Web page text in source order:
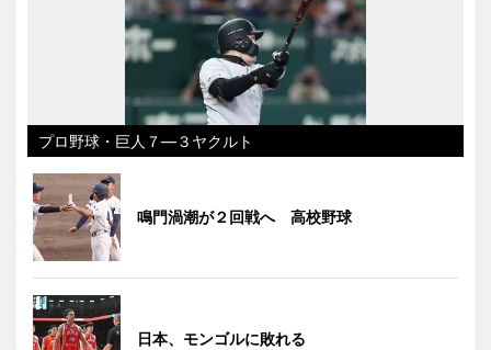
プロ野球・巨人７―３ヤクルト
鳴門渦潮が２回戦へ 高校野球
日本、モンゴルに敗れる